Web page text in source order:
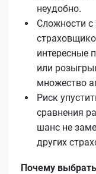
неудобно.
Сложности
интересные
или
множество
Риск
сравнения
шанс не
других
Почему